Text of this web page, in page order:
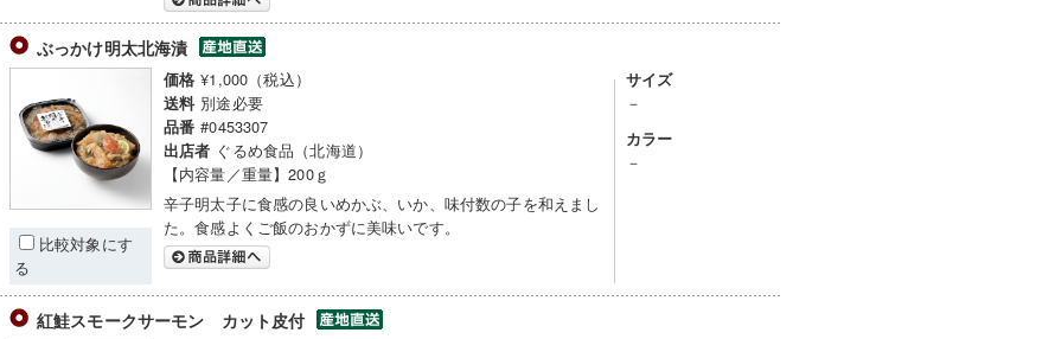
ぶっかけ明太北海漬
比較対象にす
る
価格 ¥1,000（税込）
送料 別途必要
品番 #0453307
出店者 ぐるめ食品（北海道）
【内容量／重量】200ｇ
辛子明太子に食感の良いめかぶ、いか、味付数の子を和えまし
た。食感よくご飯のおかずに美味いです。
サイズ
－
カラー
－
紅鮭スモークサーモン カット皮付